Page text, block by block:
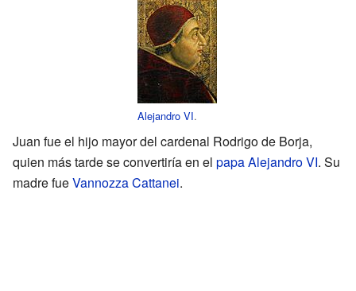
Alejandro VI.
Juan fue el hijo mayor del cardenal Rodrigo de Borja,
quien más tarde se convertiría en el papaAlejandro VI. Su
madre fueVannozza Cattanei.